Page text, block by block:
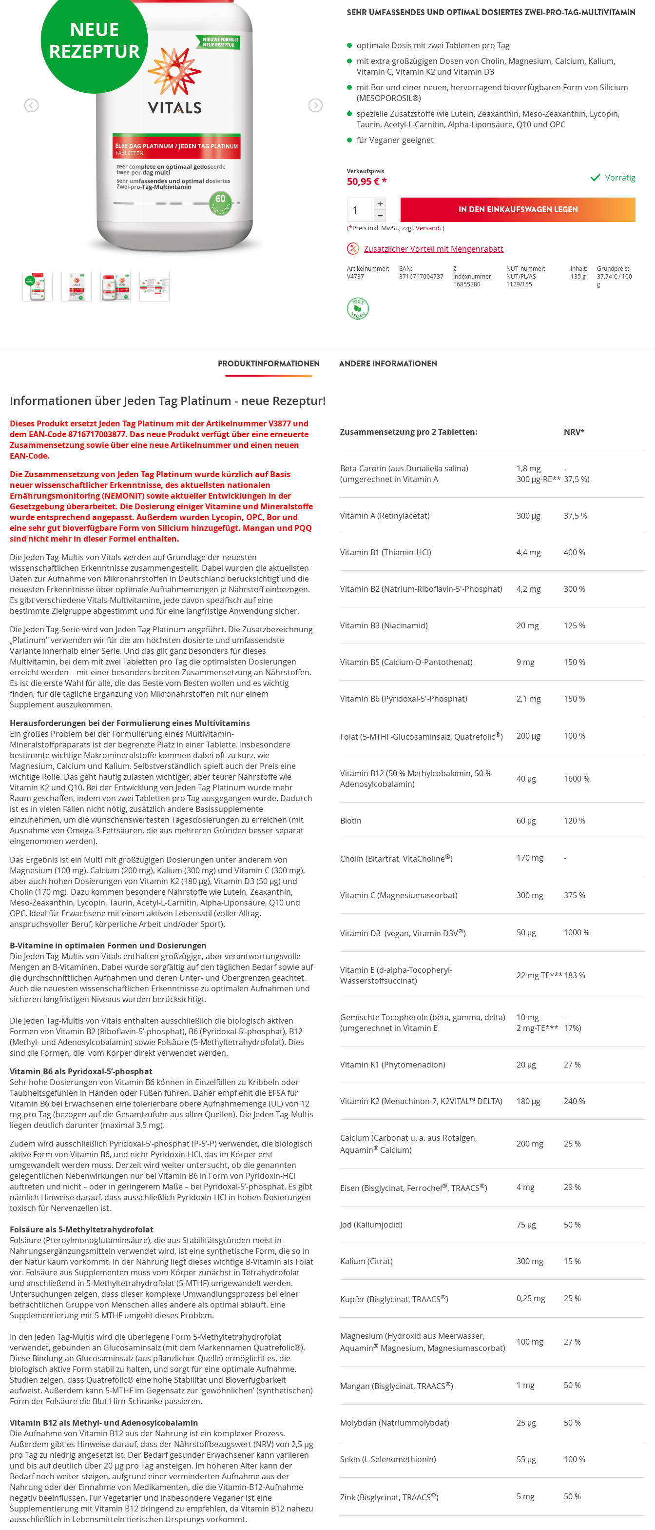
Professionelle Unterstützung
Optional: Kommissionssystem
SEHR UMFASSENDES UND OPTIMAL DOSIERTES ZWEI-PRO-TAG-MULTIVITAMIN
optimale Dosis mit zwei Tabletten pro Tag
mit extra großzügigen Dosen von Cholin, Magnesium, Calcium, Kalium,
Vitamin C, Vitamin K2 und Vitamin D3
mit Bor und einer neuen, hervorragend bioverfügbaren Form von Silicium
(MESOPOROSIL®)
spezielle Zusatzstoffe wie Lutein, Zeaxanthin, Meso-Zeaxanthin, Lycopin,
Taurin, Acetyl-L-Carnitin, Alpha-Liponsäure, Q10 und OPC
für Veganer geeignet
Verkaufspreis
50,95 € * Vorrätig
IN DEN EINKAUFSWAGEN LEGEN
(*Preis inkl. MwSt., zzgl.Versand. )
Zusätzlicher Vorteil mit Mengenrabatt
Artikelnummer:
V4737
EAN:
8716717004737
Z-
Indexnummer:
16855280
NUT-nummer:
NUT/PL/AS
1129/155
Inhalt:
135 g
Grundpreis:
37,74 € / 100
g
PRODUKTINFORMATIONEN ANDERE INFORMATIONEN
Informationen über Jeden Tag Platinum - neue Rezeptur!
Dieses Produkt ersetzt Jeden Tag Platinum mit der Artikelnummer V3877 und
dem EAN-Code 8716717003877. Das neue Produkt verfügt über eine erneuerte
Zusammensetzung sowie über eine neue Artikelnummer und einen neuen
EAN-Code.
Die Zusammensetzung von Jeden Tag Platinum wurde kürzlich auf Basis
neuer wissenschaftlicher Erkenntnisse, des aktuellsten nationalen
Ernährungsmonitoring (NEMONIT)sowie aktueller Entwicklungen in der
Gesetzgebung überarbeitet. Die Dosierung einiger Vitamine und Mineralstoffe
wurde entsprechend angepasst. Außerdem wurden Lycopin, OPC, Bor und
eine sehr gut bioverfügbare Form von Silicium hinzugefügt. Mangan und PQQ
sind nicht mehr in dieser Formel enthalten.
Die Jeden Tag-Multis von Vitals werden auf Grundlage der neuesten
wissenschaftlichen Erkenntnisse zusammengestellt. Dabei wurden die aktuellsten
Daten zur Aufnahme von Mikronährstoffen in Deutschland berücksichtigt und die
neuesten Erkenntnisse über optimale Aufnahmemengen je Nährstoff einbezogen.
Es gibt verschiedene Vitals-Multivitamine, jede davon spezifisch auf eine
bestimmte Zielgruppe abgestimmt und für eine langfristige Anwendung sicher.
Die Jeden Tag-Serie wird von Jeden Tag Platinum angeführt. Die Zusatzbezeichnung
„Platinum" verwenden wir für die am höchsten dosierte und umfassendste
Variante innerhalb einer Serie. Und das gilt ganz besonders für dieses
Multivitamin, bei dem mit zwei Tabletten pro Tag die optimalsten Dosierungen
erreicht werden – mit einer besonders breiten Zusammensetzung an Nährstoffen.
Es ist die erste Wahl für alle, die das Beste vom Besten wollen und es wichtig
finden, für die tägliche Ergänzung von Mikronährstoffen mit nur einem
Supplement auszukommen.
Herausforderungen bei der Formulierung eines Multivitamins
Ein großes Problem bei der Formulierung eines Multivitamin-
Mineralstoffpräparats ist der begrenzte Platz in einer Tablette. Insbesondere
bestimmte wichtige Makromineralstoffe kommen dabei oft zu kurz, wie
Magnesium, Calcium und Kalium. Selbstverständlich spielt auch der Preis eine
wichtige Rolle. Das geht häufig zulasten wichtiger, aber teurer Nährstoffe wie
Vitamin K2 und Q10. Bei der Entwicklung von Jeden Tag Platinum wurde mehr
Raum geschaffen, indem von zwei Tabletten pro Tag ausgegangen wurde. Dadurch
ist es in vielen Fällen nicht nötig, zusätzlich andere Basissupplemente
einzunehmen, um die wünschenswertesten Tagesdosierungen zu erreichen (mit
Ausnahme von Omega-3-Fettsäuren, die aus mehreren Gründen besser separat
eingenommen werden).
Das Ergebnis ist ein Multi mit großzügigen Dosierungen unter anderem von
Magnesium (100 mg), Calcium (200 mg), Kalium (300 mg) und Vitamin C (300 mg),
aber auch hohen Dosierungen von Vitamin K2 (180 μg), Vitamin D3 (50 μg) und
Cholin (170 mg). Dazu kommen besondere Nährstoffe wie Lutein, Zeaxanthin,
Meso-Zeaxanthin, Lycopin, Taurin, Acetyl-L-Carnitin, Alpha-Liponsäure, Q10 und
OPC. Ideal für Erwachsene mit einem aktiven Lebensstil (voller Alltag,
anspruchsvoller Beruf, körperliche Arbeit und/oder Sport).
B-Vitamine in optimalen Formen und Dosierungen
Die Jeden Tag-Multis von Vitals enthalten großzügige, aber verantwortungsvolle
Mengen an B-Vitaminen. Dabei wurde sorgfältig auf den täglichen Bedarf sowie auf
die durchschnittlichen Aufnahmen und deren Unter- und Obergrenzen geachtet.
Auch die neuesten wissenschaftlichen Erkenntnisse zu optimalen Aufnahmen und
sicheren langfristigen Niveaus wurden berücksichtigt.
Die Jeden Tag-Multis von Vitals enthalten ausschließlich die biologisch aktiven
Formen von Vitamin B2 (Riboflavin-5’-phosphat), B6 (Pyridoxal-5’-phosphat), B12
(Methyl- und Adenosylcobalamin) sowie Folsäure (5-Methyltetrahydrofolat). Dies
sind die Formen, die vom Körper direkt verwendet werden.
Vitamin B6 als Pyridoxal-5’-phosphat
Sehr hohe Dosierungen von Vitamin B6 können in Einzelfällen zu Kribbeln oder
Taubheitsgefühlen in Händen oder Füßen führen. Daher empfiehlt die EFSA für
Vitamin B6 bei Erwachsenen eine tolerierbare obere Aufnahmemenge (UL) von 12
mg pro Tag (bezogen auf die Gesamtzufuhr aus allen Quellen). Die Jeden Tag-Multis
liegen deutlich darunter (maximal 3,5 mg).
Zudem wird ausschließlich Pyridoxal-5’-phosphat (P-5’-P) verwendet, die biologisch
aktive Form von Vitamin B6, und nicht Pyridoxin-HCl, das im Körper erst
umgewandelt werden muss. Derzeit wird weiter untersucht, ob die genannten
gelegentlichen Nebenwirkungen nur bei Vitamin B6 in Form von Pyridoxin-HCl
auftreten und nicht – oder in geringerem Maße – bei Pyridoxal-5’-phosphat. Es gibt
nämlich Hinweise darauf, dass ausschließlich Pyridoxin-HCl in hohen Dosierungen
toxisch für Nervenzellen ist.
Folsäure als 5-Methyltetrahydrofolat
Folsäure (Pteroylmonoglutaminsäure), die aus Stabilitätsgründen meist in
Nahrungsergänzungsmitteln verwendet wird, ist eine synthetische Form, die so in
der Natur kaum vorkommt. In der Nahrung liegt dieses wichtige B-Vitamin als Folat
vor. Folsäure aus Supplementen muss vom Körper zunächst in Tetrahydrofolat
und anschließend in 5-Methyltetrahydrofolat (5-MTHF) umgewandelt werden.
Untersuchungen zeigen, dass dieser komplexe Umwandlungsprozess bei einer
beträchtlichen Gruppe von Menschen alles andere als optimal abläuft. Eine
Supplementierung mit 5-MTHF umgeht dieses Problem.
In den Jeden Tag-Multis wird die überlegene Form 5-Methyltetrahydrofolat
verwendet, gebunden an Glucosaminsalz (mit dem Markennamen Quatrefolic®).
Diese Bindung an Glucosaminsalz (aus pflanzlicher Quelle) ermöglicht es, die
biologisch aktive Form stabil zu halten, und sorgt für eine optimale Aufnahme.
Studien zeigen, dass Quatrefolic® eine hohe Stabilität und Bioverfügbarkeit
aufweist. Außerdem kann 5-MTHF im Gegensatz zur ‘gewöhnlichen’ (synthetischen)
Form der Folsäure die Blut-Hirn-Schranke passieren.
Vitamin B12 als Methyl- und Adenosylcobalamin
Die Aufnahme von Vitamin B12 aus der Nahrung ist ein komplexer Prozess.
Außerdem gibt es Hinweise darauf, dass der Nährstoffbezugswert (NRV) von 2,5 µg
pro Tag zu niedrig angesetzt ist. Der Bedarf gesunder Erwachsener kann variieren
und bis auf deutlich über 20 µg pro Tag ansteigen. Im höheren Alter kann der
Bedarf noch weiter steigen, aufgrund einer verminderten Aufnahme aus der
Nahrung oder der Einnahme von Medikamenten, die die Vitamin-B12-Aufnahme
negativ beeinflussen. Für Vegetarier und insbesondere Veganer ist eine
Supplementierung mit Vitamin B12 dringend zu empfehlen, da Vitamin B12 nahezu
ausschließlich in Lebensmitteln tierischen Ursprungs vorkommt.
Zusammensetzung pro 2 Tabletten: NRV*
Beta-Carotin (aus Dunaliella salina)
(umgerechnet in Vitamin A
1,8 mg
300 μg-RE**
-
37,5 %)
Vitamin A (Retinylacetat) 300 μg 37,5 %
Vitamin B1 (Thiamin-HCl) 4,4 mg 400 %
Vitamin B2 (Natrium-Riboflavin-5'-Phosphat) 4,2 mg 300 %
Vitamin B3 (Niacinamid) 20 mg 125 %
Vitamin B5 (Calcium-D-Pantothenat) 9 mg 150 %
Vitamin B6 (Pyridoxal-5'-Phosphat) 2,1 mg 150 %
Folat (5-MTHF-Glucosaminsalz, Quatrefolic®) 200 μg 100 %
Vitamin B12 (50 % Methylcobalamin, 50 %
Adenosylcobalamin) 40 μg 1600 %
Biotin 60 μg 120 %
Cholin (Bitartrat, VitaCholine®) 170 mg -
Vitamin C (Magnesiumascorbat) 300 mg 375 %
Vitamin D3 (vegan, Vitamin D3V®) 50 μg 1000 %
Vitamin E (d-alpha-Tocopheryl-
Wasserstoffsuccinat)
22 mg-TE***183 %
Gemischte Tocopherole (bèta, gamma, delta)
(umgerechnet in Vitamin E
10 mg
2 mg-TE***
-
17%)
Vitamin K1 (Phytomenadion) 20 μg 27 %
Vitamin K2 (Menachinon-7, K2VITAL™ DELTA) 180 μg 240 %
Calcium (Carbonat u. a. aus Rotalgen,
Aquamin® Calcium)
200 mg 25 %
Eisen (Bisglycinat, Ferrochel®, TRAACS®) 4 mg 29 %
Jod (Kaliumjodid) 75 μg 50 %
Kalium (Citrat) 300 mg 15 %
Kupfer (Bisglycinat, TRAACS®) 0,25 mg 25 %
Magnesium (Hydroxid aus Meerwasser,
Aquamin® Magnesium, Magnesiumascorbat)
100 mg 27 %
Mangan (Bisglycinat, TRAACS®) 1 mg 50 %
Molybdän (Natriummolybdat) 25 μg 50 %
Selen (L-Selenomethionin) 55 μg 100 %
Zink (Bisglycinat, TRAACS®) 5 mg 50 %